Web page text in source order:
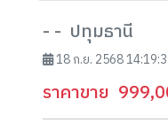
- - ปทุมธานี
18 ก.ย. 2568
ราคาขาย